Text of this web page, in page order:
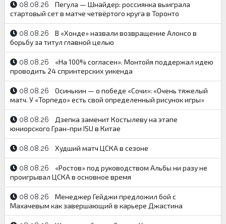
08.08.26
Пегула — Шнайдер: россиянка выиграла
стартовый сет в матче четвёртого круга в Торонто
08.08.26
В «Хонде» назвали возвращение Алонсо в
борьбу за титул главной целью
08.08.26
«На 100% согласен». Монтойя поддержал идею
проводить 24 спринтерских уикенда
08.08.26
Осинькин — о победе «Сочи»: «Очень тяжелый
матч. У «Торпедо» есть свой определенный рисунок игры»
08.08.26
Дзепка заменит Костылеву на этапе
юниорского Гран-при ISU в Китае
08.08.26 Худший матч ЦСКА в сезоне
08.08.26
«Ростов» под руководством Альбы ни разу не
проигрывал ЦСКА в основное время
08.08.26
Менеджер Гейджи предложил бой с
Махачевым как завершающий в карьере Джастина